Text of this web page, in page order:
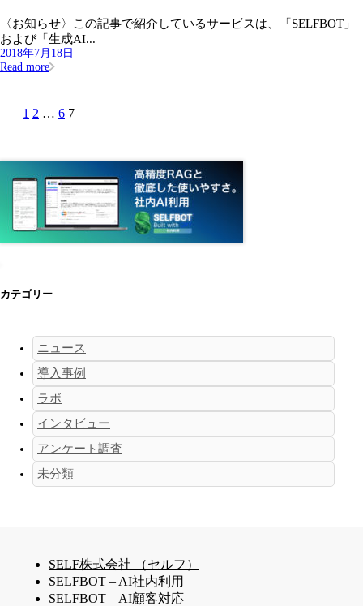
〈お知らせ〉この記事で紹介しているサービスは、「SELFBOT」
および「生成AI...
2018年7月18日
Read more
1 2 … 6 7
カテゴリー
ニュース
導入事例
ラボ
インタビュー
アンケート調査
未分類
SELF株式会社 （セルフ）
SELFBOT – AI社内利用
SELFBOT – AI顧客対応